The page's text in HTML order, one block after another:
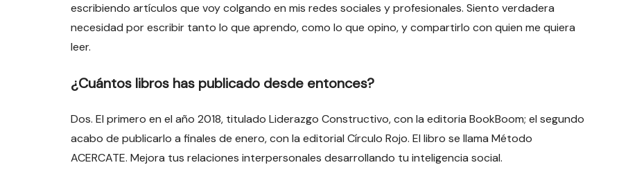
escribiendo artículos que voy colgando en mis redes sociales y profesionales. Siento verdadera
necesidad por escribir tanto lo que aprendo, como lo que opino, y compartirlo con quien me quiera
leer.
¿Cuántos libros has publicado desde entonces?
Dos. El primero en el año 2018, titulado Liderazgo Constructivo, con la editoria BookBoom; el segundo
acabo de publicarlo a finales de enero, con la editorial Círculo Rojo. El libro se llama Método
ACERCATE. Mejora tus relaciones interpersonales desarrollando tu inteligencia social.